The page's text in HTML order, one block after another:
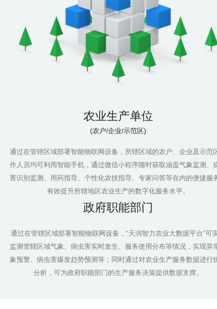
农业生产单位
(农户/企业/示范区)
通过在管辖区域部署智能物联网设备，所辖区域的农户、企业及示范
作人员均可利用智能手机，通过微信小程序随时获取涵盖气象监测、
害识别监测、用药指导、个性化农技指导、专家问答等在内的便捷服
有效提升所辖地区农业生产的数字化服务水平。
政府职能部门
通过在管辖区域部署智能物联网设备，“天润智力农业大数据平台”可
监测管辖区域气象、病虫害实时发生、服务使用分布等情况，实现异
象预警、病虫害爆发趋势预测等；同时通过对农业生产服务数据进行
分析，可为政府职能部门的生产服务决策提供数据支撑。